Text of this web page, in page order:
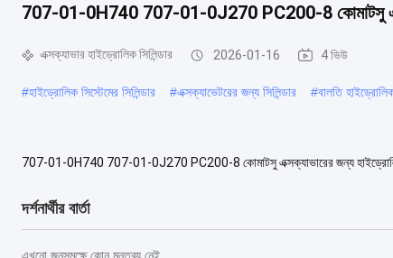
707-01-0H740 707-01-0J270 PC200-8 কোমাটসু
এক্সক্যাভার হাইড্রোলিক সিলিন্ডার 2026-01-16 4 ভিউ
#হাইড্রোলিক সিস্টেমের সিলিন্ডার #এক্সক্যাভেটরের জন্য সিলিন্ডার #বালতি হাইড্রোলিক
707-01-0H740 707-01-0J270 PC200-8 কোমাটসু এক্সক্যাভারের জন্য হাইড্রোলিক
দর্শনার্থীর বার্তা
এখনো জনসমক্ষে কোন মন্তব্য নেই